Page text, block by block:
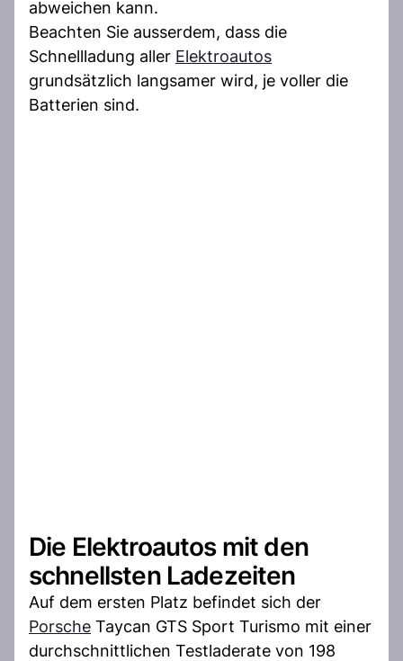
abweichen kann.
Beachten Sie ausserdem, dass die
Schnellladung aller Elektroautos
grundsätzlich langsamer wird, je voller die
Batterien sind.
Die Elektroautos mit den
schnellsten Ladezeiten
Auf dem ersten Platz befindet sich der
Porsche Taycan GTS Sport Turismo mit einer
durchschnittlichen Testladerate von 198